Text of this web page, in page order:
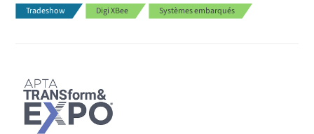
Tradeshow Digi XBee Systèmes embarqués